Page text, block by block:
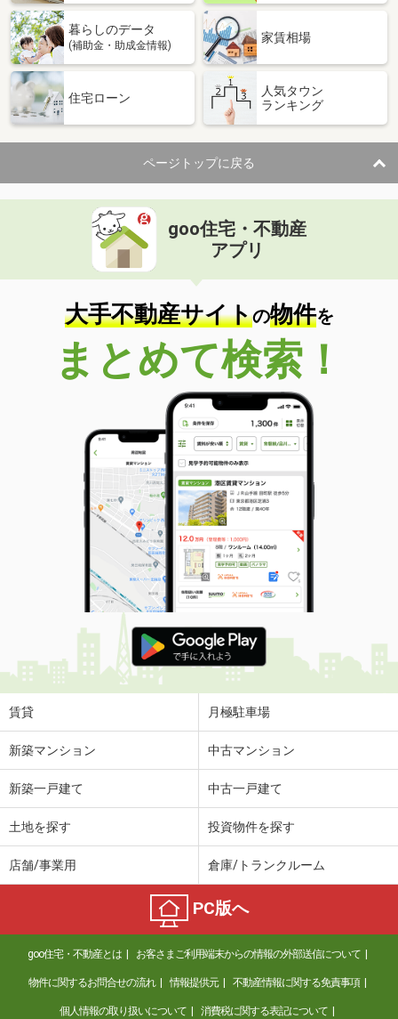
専有面積 34.23m²
間取り
福岡県北九州市小倉南区城野１
住 所
福岡県北九州市小倉南区城野１
専有面積 46.5m²
間取り
2DK
福岡県北九州市小倉南区津田４
価 格
住 所
福岡県北九州市小倉南区津田４
専有面積 50.01m²
間取り
1LDK
福岡県北九州市小倉南区津田４
価 格
7.60万円
福岡県北九州市小倉南区津田４
58.6m²
間取り
2LDK
福岡県北九州市小倉南区南方３
価 格
7.35万円
住 所
福岡県北九州市小倉南区南方３
専有面積 48.61m²
間取り
2LDK
福岡県北九州市小倉南区南方３
価 格
7.55万円
住 所
福岡県北九州市小倉南区南方３
専有面積
福岡県北九州市小倉南区下南方１
2.60万円
福岡県北九州市小倉南区葛原元町１
6.45万円
住 所
福岡県北九州市小倉南区葛原元町１
専有面積 50.01m²
間取り
1LDK
福岡県北九州市小倉南区下曽根４
暮らしのデータ
(補助金・助成金情報)
家賃相場
住宅ローン
人気タウン
ランキング
ページトップに戻る
goo住宅・不動産
アプリ
大手不動産サイトの物件を
まとめて検索！
賃貸 月極駐車場
新築マンション 中古マンション
新築一戸建て 中古一戸建て
土地を探す 投資物件を探す
店舗/事業用 倉庫/トランクルーム
PC版へ
goo住宅・不動産とは お客さまご利用端末からの情報の外部送信について
物件に関するお問合せの流れ 情報提供元 不動産情報に関する免責事項
個人情報の取り扱いについて 消費税に関する表記について